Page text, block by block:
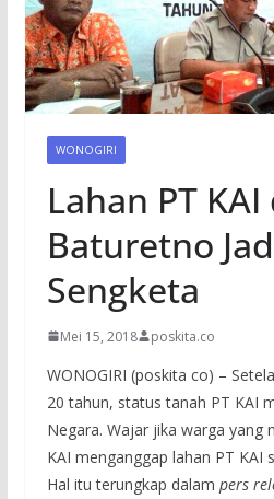
WONOGIRI
Lahan PT KAI
Baturetno
Sengketa
Mei 15, 2018 poskita.co
WONOGIRI (poskita co) –
20 tahun, status tanah PT KAI
Negara. Wajar jika warga yang
KAI menganggap lahan PT KAI
Hal itu terungkap dalam pers